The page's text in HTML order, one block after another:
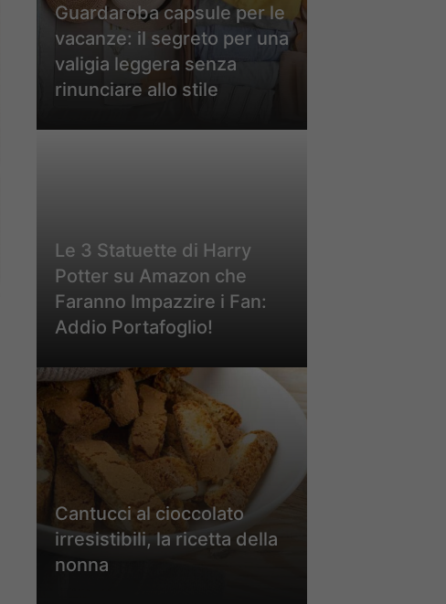
Guardaroba capsule per le
vacanze: il segreto per una
valigia leggera senza
rinunciare allo stile
Le 3 Statuette di Harry
Potter su Amazon che
Faranno Impazzire i Fan:
Addio Portafoglio!
Cantucci al cioccolato
irresistibili, la ricetta della
nonna